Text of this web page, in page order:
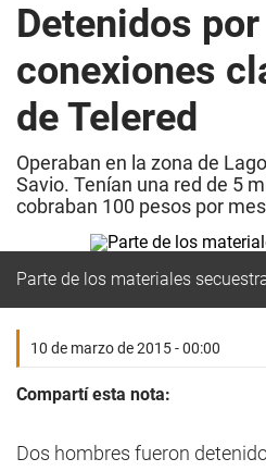
Detenidos
conexiones
de Telered
Operaban en la zona de
Savio. Tenían una red de 5
cobraban 100 pesos por
Parte de los materiales
10 de marzo de 2015 - 00:00
Compartí esta nota:
Dos hombres fueron